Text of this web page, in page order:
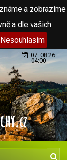
a zobrazíme
a dle vašich
Nesouhlasím
07. 08.26
04:00